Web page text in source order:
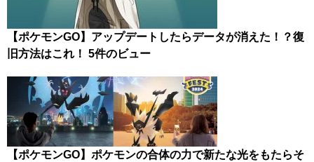
【ポケモンGO】アップデートしたらデータが消えた！？復
旧方法はこれ！ 5件のビュー
【ポケモンGO】ポケモンの合体の力で新たな光をもたらそ